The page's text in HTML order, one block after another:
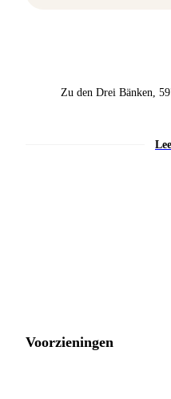
Zu den Drei Bänken
Voorzieningen